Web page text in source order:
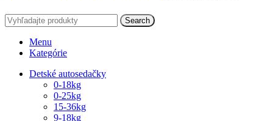
Search
Menu
Kategórie
Detské autosedačky
0-18kg
0-25kg
15-36kg
9-18kg